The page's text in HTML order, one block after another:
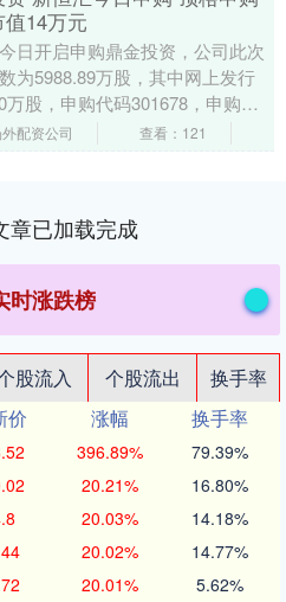
14万元
日开启申购鼎金投资，公司此次
为5988.89万股，其中网上发行
万股，申购代码301678，申购价
元 ，发行市盈率为17....
配资公司 查看：121
章已加载完成
时涨跌榜
股流入 个股流出
换手率
价 涨幅
换手率
396.89% 79.39%
20.21% 16.80%
20.03% 14.18%
20.02% 14.77%
20.01% 5.62%